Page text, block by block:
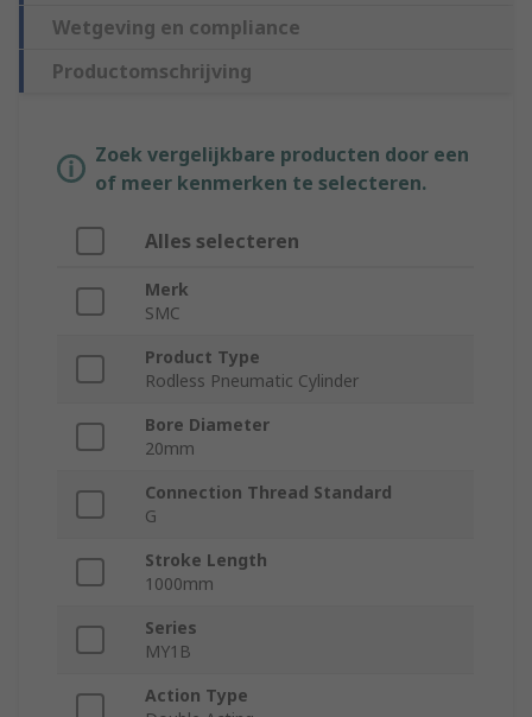
Wetgeving en compliance
Productomschrijving
Zoek vergelijkbare producten door een
of meer kenmerken te selecteren.
Alles selecteren
Merk
SMC
Product Type
Rodless Pneumatic Cylinder
Bore Diameter
20mm
Connection Thread Standard
G
Stroke Length
1000mm
Series
MY1B
Action Type